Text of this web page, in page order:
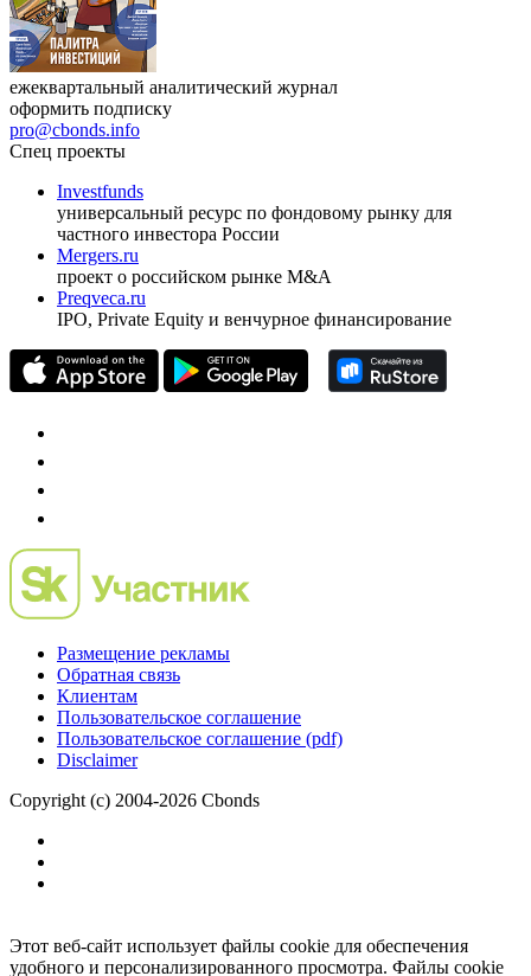
ежеквартальный аналитический журнал
оформить подписку
pro@cbonds.info
Спец проекты
Investfunds
универсальный ресурс по фондовому рынку для
частного инвестора России
Mergers.ru
проект о российском рынке M&A
Preqveca.ru
IPO, Private Equity и венчурное финансирование
Размещение рекламы
Обратная связь
Клиентам
Пользовательское соглашение
Пользовательское соглашение (pdf)
Disclaimer
Copyright (c) 2004-2026 Cbonds
Этот веб-сайт использует файлы cookie для обеспечения
удобного и персонализированного просмотра. Файлы cookie